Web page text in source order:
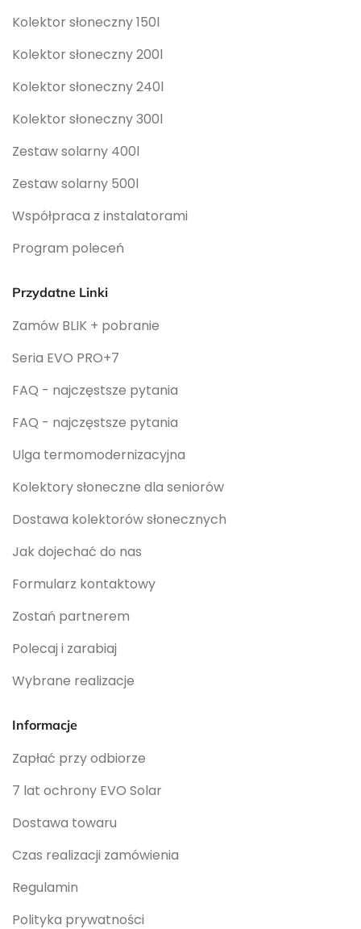
Kolektor słoneczny 150l
Kolektor słoneczny 200l
Kolektor słoneczny 240l
Kolektor słoneczny 300l
Zestaw solarny 400l
Zestaw solarny 500l
Współpraca z instalatorami
Program poleceń
Przydatne Linki
Zamów BLIK + pobranie
Seria EVO PRO+7
FAQ - najczęstsze pytania
FAQ - najczęstsze pytania
Ulga termomodernizacyjna
Kolektory słoneczne dla seniorów
Dostawa kolektorów słonecznych
Jak dojechać do nas
Formularz kontaktowy
Zostań partnerem
Polecaj i zarabiaj
Wybrane realizacje
Informacje
Zapłać przy odbiorze
7 lat ochrony EVO Solar
Dostawa towaru
Czas realizacji zamówienia
Regulamin
Polityka prywatności